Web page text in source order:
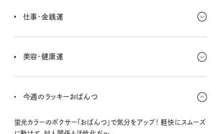
ベントを開催するとか、大きな動きがありそう。チームワークがとって
仕事・金銭運
ことが多くなる予感！ フリーランスの人や副業をしてる人は、収入上
美容・健康運
じ〜。近くの公園で手軽な体操をする、ってのを習慣にしてみて。
今週のラッキーおぱんつ
蛍光カラーのボクサー「おぱんつ」で気分をアップ！ 軽快にスムーズ